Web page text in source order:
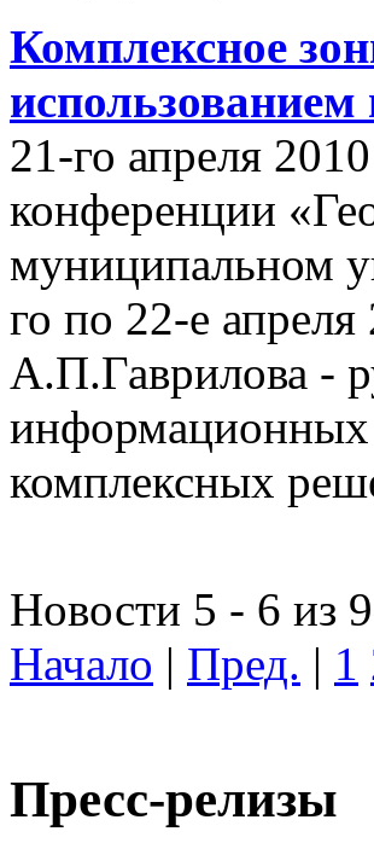
Комплексное
21-го апреля
конференции
муниципальном
го по 22-е апреля
А.П.Гаврилова -
информационных
комплексных
Новости 5 - 6 из 9
Начало | Пред. | 1
Пресс-релизы